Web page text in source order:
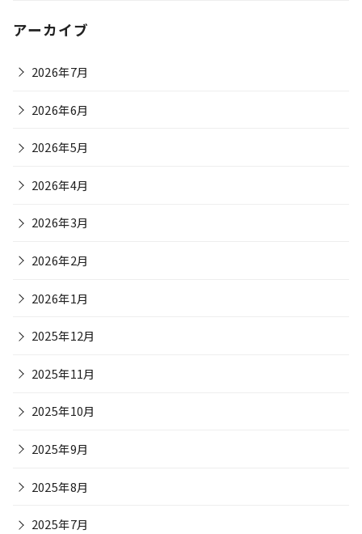
アーカイブ
2026年7月
2026年6月
2026年5月
2026年4月
2026年3月
2026年2月
2026年1月
2025年12月
2025年11月
2025年10月
2025年9月
2025年8月
2025年7月